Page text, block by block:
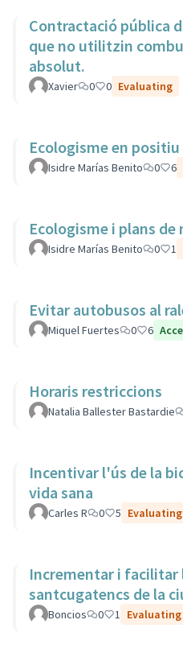
Contractació pública
que no utilitzin
absolut.
Xavier 0 0 Evaluating
Ecologisme en positiu
Isidre Marías Benito 0 6
Ecologisme i plans
Isidre Marías Benito 0 1
Evitar autobusos al
Miquel Fuertes 0 6
Horaris restriccions
Natalia Ballester Bastardie
Incentivar l'ús de la
vida sana
Carles R 0 5 Evaluating
Incrementar i
santcugatencs de la
Boncios 0 1 Evaluating